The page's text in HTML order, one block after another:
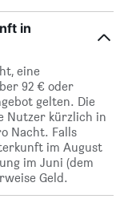
in
eine
92 € oder
gelten. Die
Nutzer kürzlich in
Nacht. Falls
im August
im Juni (dem
Geld.